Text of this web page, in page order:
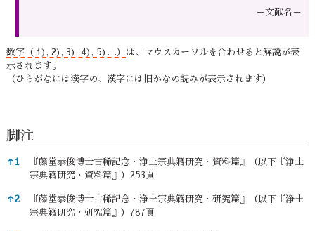
－文献名－
数字（ 1), 2), 3), 4), 5)…） は、マウスカーソルを合わせると解説が表
示されます。
（ひらがなには漢字の、漢字には旧かなの読みが表示されます）
脚注
脚注
↑1
『藤堂恭俊博士古稀記念・浄土宗典籍研究・資料篇』（以下『浄土
宗典籍研究・資料篇』）253頁
↑2
『藤堂恭俊博士古稀記念・浄土宗典籍研究・研究篇』（以下『浄土
宗典籍研究・研究篇』）787頁